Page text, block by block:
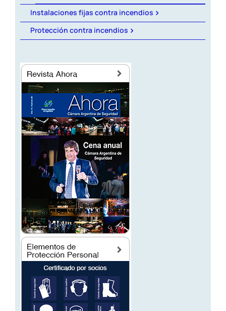
Instalaciones fijas contra incendios
Protección contra incendios